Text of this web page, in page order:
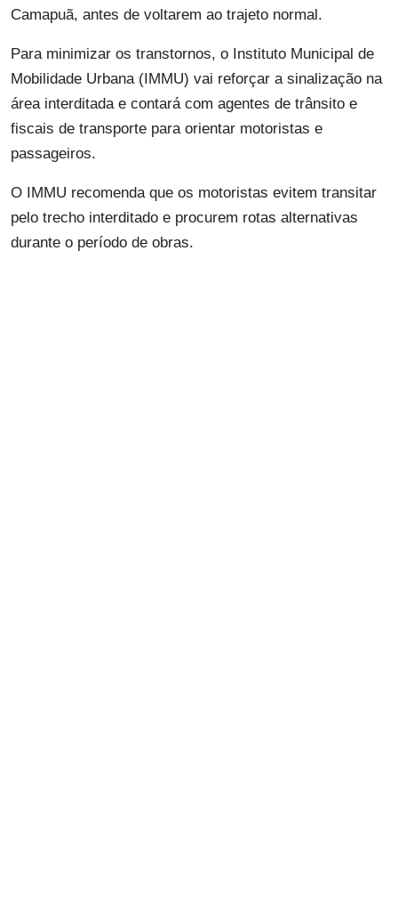
Camapuã, antes de voltarem ao trajeto normal.
Para minimizar os transtornos, o Instituto Municipal de
Mobilidade Urbana (IMMU) vai reforçar a sinalização na
área interditada e contará com agentes de trânsito e
fiscais de transporte para orientar motoristas e
passageiros.
O IMMU recomenda que os motoristas evitem transitar
pelo trecho interditado e procurem rotas alternativas
durante o período de obras.